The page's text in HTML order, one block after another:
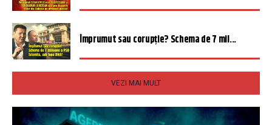
Împrumut sau corupție? Schema de 7 mil...
VEZI MAI MULT